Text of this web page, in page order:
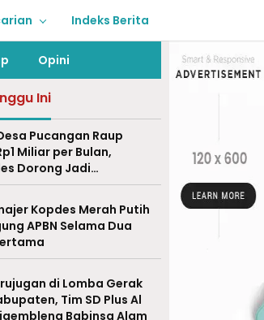
Indeks Berita
Opini
Ini
Pucangan Raup
Miliar per Bulan,
Dorong Jadi
Nasional
Kopdes Merah Putih
APBN Selama Dua
di Lomba Gerak
Tim SD Plus Al
Babinsa Alam